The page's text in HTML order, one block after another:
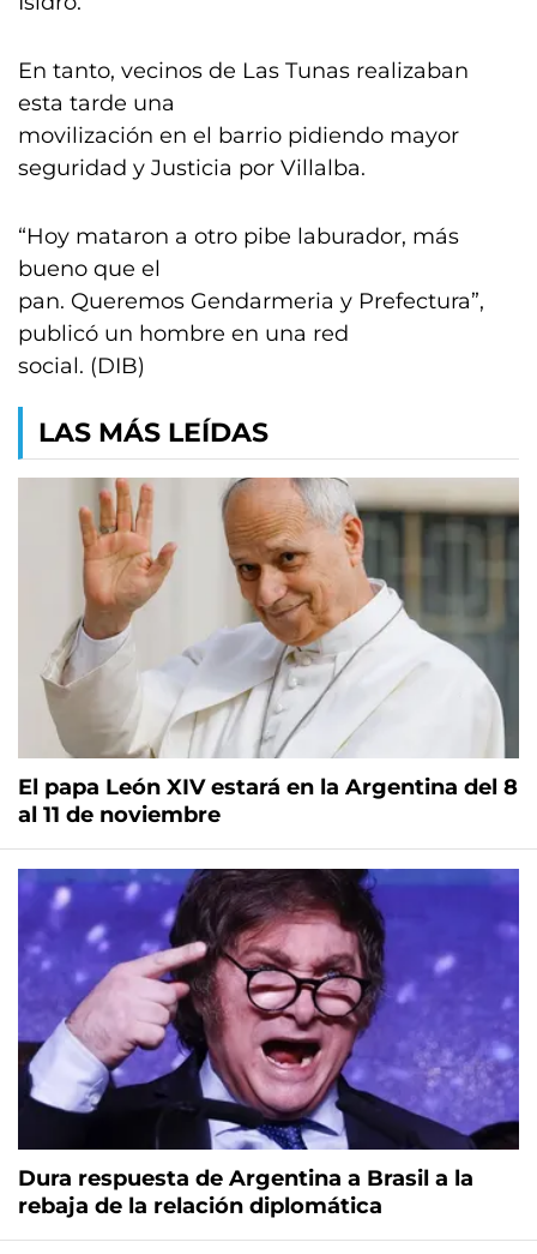
En tanto, vecinos de Las Tunas realizaban
esta tarde una
movilización en el barrio pidiendo mayor
seguridad y Justicia por Villalba.
“Hoy mataron a otro pibe laburador, más
bueno que el
pan. Queremos Gendarmeria y Prefectura”,
publicó un hombre en una red
social. (DIB)
LAS MÁS LEÍDAS
El papa León XIV estará en la Argentina del 8
al 11 de noviembre
Dura respuesta de Argentina a Brasil a la
rebaja de la relación diplomática